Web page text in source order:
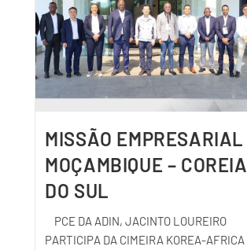
MISSÃO EMPRESARIAL
MOÇAMBIQUE – COREIA
DO SUL
PCE DA ADIN, JACINTO LOUREIRO
PARTICIPA DA CIMEIRA KOREA-AFRICA